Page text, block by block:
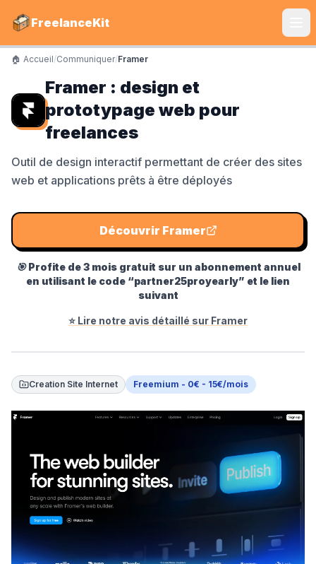
FreelanceKit
CATÉGORIES
Services
S'instruire
Boîte à Outils
LE TOP DU TOP
Abby
Proposer un outil
Sponsoriser FreelanceKit
🏠 Accueil/Communiquer/Framer
Framer : design et
prototypage web pour
freelances
Outil de design interactif permettant de créer des sites
web et applications prêts à être déployés
Découvrir Framer
🎯Profite de 3 mois gratuit sur un abonnement annuel
en utilisant le code “partner25proyearly” et le lien
suivant
⭐ Lire notre avis détaillé sur Framer
Creation Site Internet Freemium - 0€ - 15€/mois